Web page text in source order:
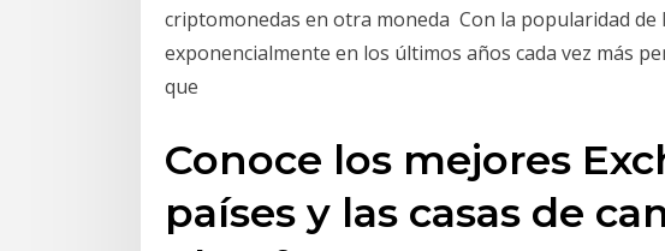
criptomonedas en otra moneda Con la popularidad de
exponencialmente en los últimos años cada vez más
que
Conoce los mejores
países y las casas de